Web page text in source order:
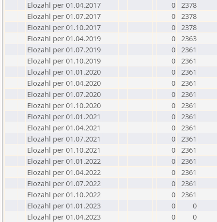
Elozahl per 01.04.2017
0 2378
Elozahl per 01.07.2017
0 2378
Elozahl per 01.10.2017
0 2378
Elozahl per 01.04.2019
0 2363
Elozahl per 01.07.2019
0 2361
Elozahl per 01.10.2019
0 2361
Elozahl per 01.01.2020
0 2361
Elozahl per 01.04.2020
0 2361
Elozahl per 01.07.2020
0 2361
Elozahl per 01.10.2020
0 2361
Elozahl per 01.01.2021
0 2361
Elozahl per 01.04.2021
0 2361
Elozahl per 01.07.2021
0 2361
Elozahl per 01.10.2021
0 2361
Elozahl per 01.01.2022
0 2361
Elozahl per 01.04.2022
0 2361
Elozahl per 01.07.2022
0 2361
Elozahl per 01.10.2022
0 2361
Elozahl per 01.01.2023
0
0
Elozahl per 01.04.2023
0
0